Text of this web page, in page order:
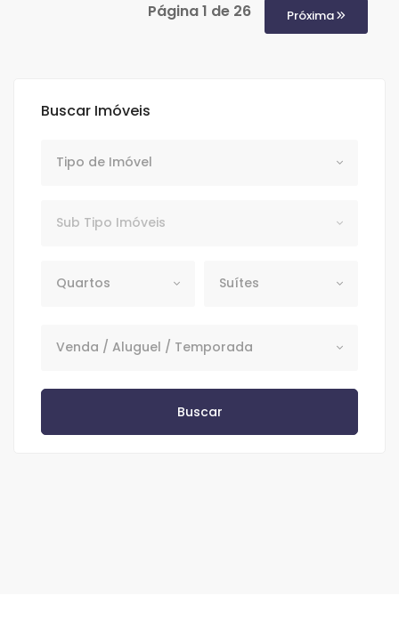
Buscar Imóveis
Tipo de Imóvel
Sub Tipo Imóveis
Quartos Suítes
Venda / Aluguel / Temporada
Venda / Aluguel / Temporada
Buscar
Página 1 de 26 Próxima